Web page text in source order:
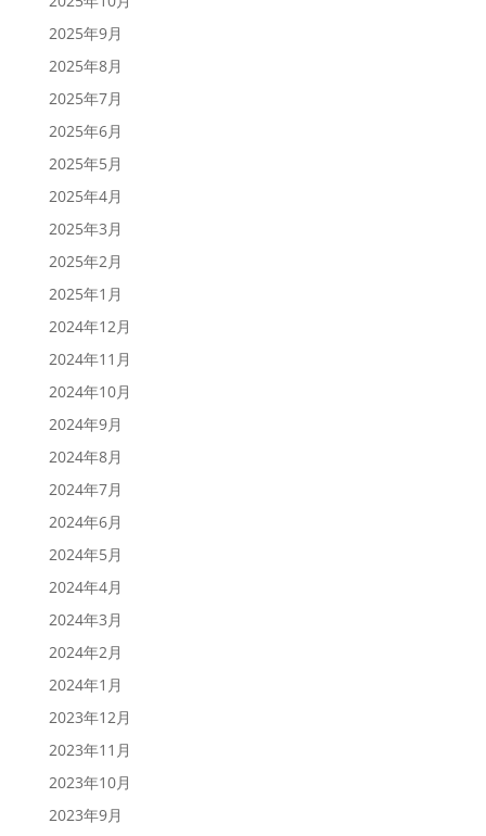
2025年9月
2025年8月
2025年7月
2025年6月
2025年5月
2025年4月
2025年3月
2025年2月
2025年1月
2024年12月
2024年11月
2024年10月
2024年9月
2024年8月
2024年7月
2024年6月
2024年5月
2024年4月
2024年3月
2024年2月
2024年1月
2023年12月
2023年11月
2023年10月
2023年9月